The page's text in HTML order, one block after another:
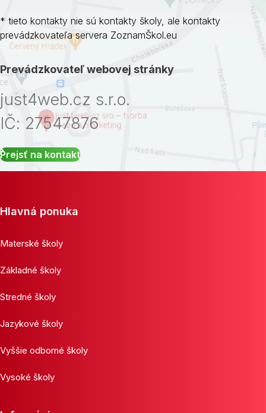
* tieto kontakty nie sú kontakty školy, ale kontakty
prevádzkovateľa servera ZoznamŠkol.eu
Prevádzkovateľ webovej stránky
just4web.cz s.r.o.
IČ: 27547876
Prejsť na kontakt
Hlavná ponuka
Materské školy
Základné školy
Stredné školy
Jazykové školy
Vyššie odborné školy
Vysoké školy